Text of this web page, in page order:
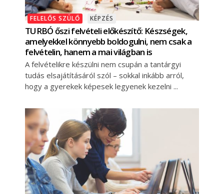
FELELŐS SZÜLŐ KÉPZÉS
TURBÓ őszi felvételi előkészítő: Készségek,
amelyekkel könnyebb boldogulni, nem csak a
felvételin, hanem a mai világban is
A felvételikre készülni nem csupán a tantárgyi
tudás elsajátításáról szól – sokkal inkább arról,
hogy a gyerekek képesek legyenek kezelni